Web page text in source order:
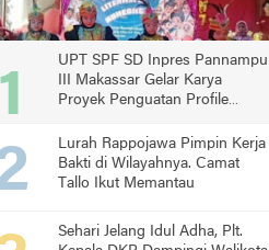
UPT SPF SD Inpres Pannampu
III Makassar Gelar Karya
Proyek Penguatan Profile
Lurah Rappojawa Pimpin Kerja
Bakti di Wilayahnya. Camat
Tallo Ikut Memantau
Sehari Jelang Idul Adha, Plt.